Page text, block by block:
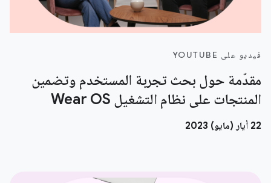
فيديو على YOUTUBE
مقدّمة حول بحث تجربة المستخدم وتضمين
المنتجات على نظام التشغيل Wear OS
22 أيار (مايو) 2023